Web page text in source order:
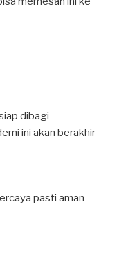
dibagi
ini akan berakhir
pasti aman